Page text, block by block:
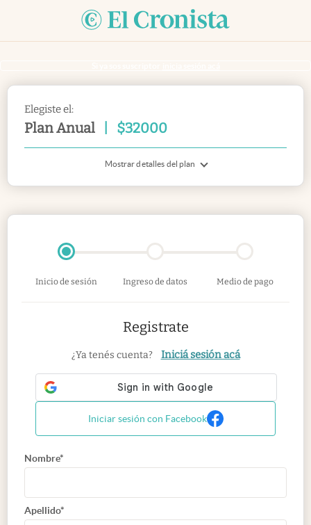
Elegiste el:
Plan Anual $32000
Mostrar detalles del plan
Inicio de sesión Ingreso de datos Medio de pago
Registrate
¿Ya tenés cuenta? Iniciá sesión acá
Iniciar sesión con Facebook
Nombre*
Apellido*